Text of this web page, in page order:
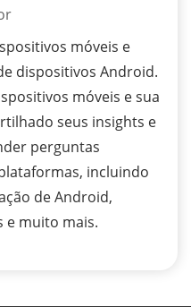
móveis e
dispositivos Android.
móveis e sua
seus insights e
perguntas
incluindo
de Android,
e muito mais.